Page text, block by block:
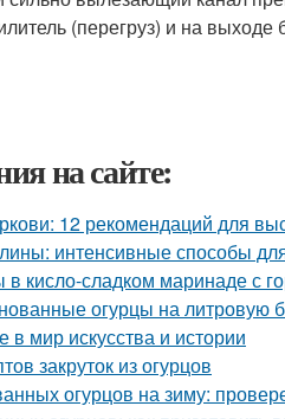
(перегруз) и на выходе
на сайте:
12 рекомендаций для
интенсивные способы
в кисло-сладком маринаде с
огурцы на литровую
мир искусства и истории
закруток из огурцов
огурцов на зиму: